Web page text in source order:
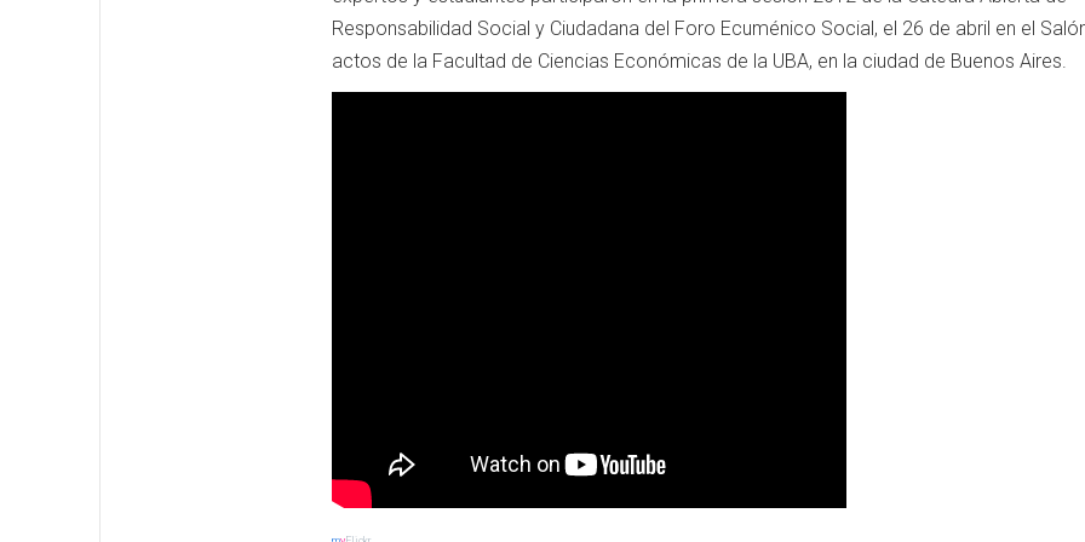
Responsabilidad Social y Ciudadana del Foro Ecuménico Social, el 26 de abril en el
actos de la Facultad de Ciencias Económicas de la UBA, en la ciudad de Buenos Aires.